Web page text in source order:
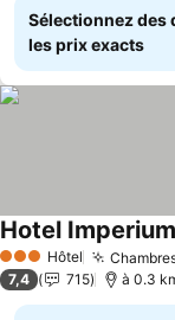
Sélectionnez des
les prix exacts
3 ÉtoilesHôtel
Hotel Imperium
7,4 715 à 0.3